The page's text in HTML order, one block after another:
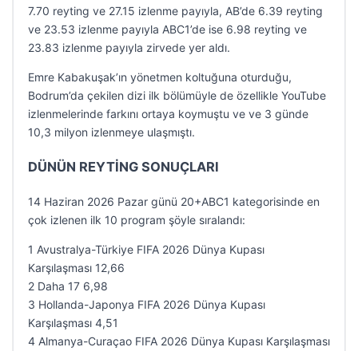
7.70 reyting ve 27.15 izlenme payıyla, AB’de 6.39 reyting
ve 23.53 izlenme payıyla ABC1’de ise 6.98 reyting ve
23.83 izlenme payıyla zirvede yer aldı.
Emre Kabakuşak’ın yönetmen koltuğuna oturduğu,
Bodrum’da çekilen dizi ilk bölümüyle de özellikle YouTube
izlenmelerinde farkını ortaya koymuştu ve ve 3 günde
10,3 milyon izlenmeye ulaşmıştı.
DÜNÜN REYTİNG SONUÇLARI
14 Haziran 2026 Pazar günü 20+ABC1 kategorisinde en
çok izlenen ilk 10 program şöyle sıralandı:
1 Avustralya-Türkiye FIFA 2026 Dünya Kupası
Karşılaşması 12,66
2 Daha 17 6,98
3 Hollanda-Japonya FIFA 2026 Dünya Kupası
Karşılaşması 4,51
4 Almanya-Curaçao FIFA 2026 Dünya Kupası Karşılaşması